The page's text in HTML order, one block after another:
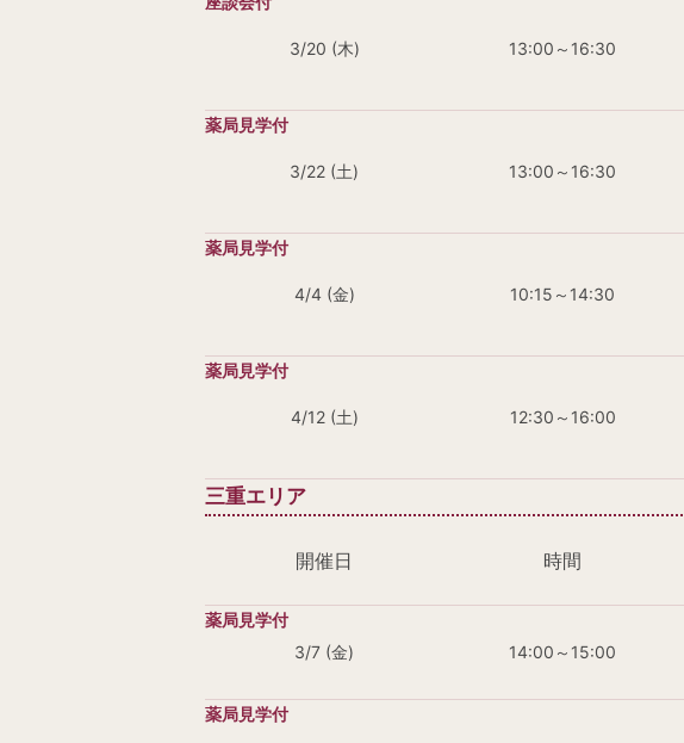
3/20 (木) 13:00～16:30
3/22 (土) 13:00～16:30
4/4 (金) 10:15～14:30
4/12 (土) 12:30～16:00
三重エリア
開催日 時間
3/7 (金) 14:00～15:00